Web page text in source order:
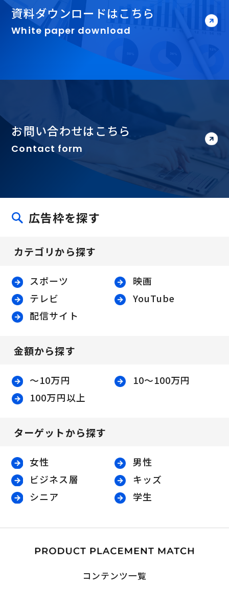
資料ダウンロードはこちら
White paper download
お問い合わせはこちら
Contact form
広告枠を探す
カテゴリから探す
スポーツ
映画
テレビ
YouTube
配信サイト
金額から探す
〜10万円
10〜100万円
100万円以上
ターゲットから探す
女性
男性
ビジネス層
キッズ
シニア
学生
コンテンツ一覧